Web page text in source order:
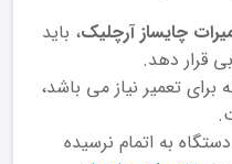
چایساز آرچلیک، باید
قرار دهد.
تعمیر نیاز می باشد،
به اتمام نرسیده